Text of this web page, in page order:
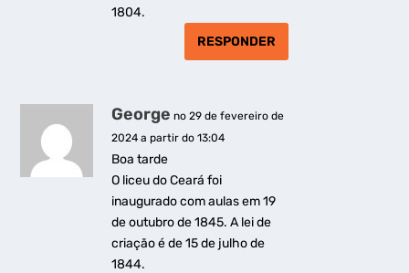
1804.
RESPONDER
George no 29 de fevereiro de
2024 a partir do 13:04
Boa tarde
O liceu do Ceará foi
inaugurado com aulas em 19
de outubro de 1845. A lei de
criação é de 15 de julho de
1844.